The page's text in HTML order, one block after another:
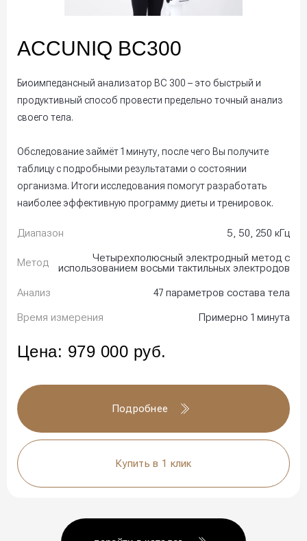
ACCUNIQ BC300
Биоимпедансный анализатор BC 300 – это быстрый и
продуктивный способ провести предельно точный анализ
своего тела.
Обследование займёт 1 минуту, после чего Вы получите
таблицу с подробными результатами о состоянии
организма. Итоги исследования помогут разработать
наиболее эффективную программу диеты и тренировок.
Диапазон 5, 50, 250 кГц
Метод
Четырехполюсный электродный метод с
использованием восьми тактильных электродов
Анализ
47 параметров состава тела
Время измерения
Примерно 1 минута
Цена: 979 000 руб.
Подробнее
Купить в 1 клик